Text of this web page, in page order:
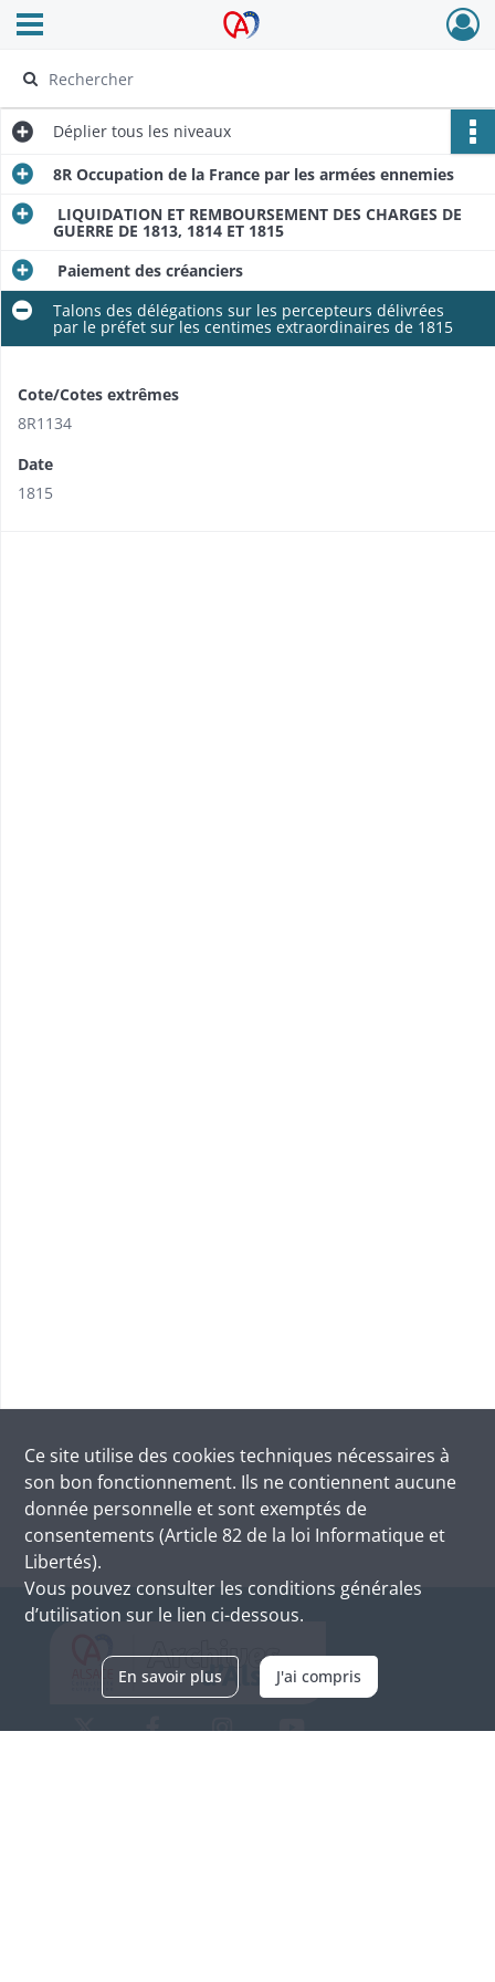
Archives Alsace - Colmar
Ouvrir le menu déroulant
Déplier tous les niveaux
8R Occupation de la France par les armées ennemies
LIQUIDATION ET REMBOURSEMENT DES CHARGES DE
GUERRE DE 1813, 1814 ET 1815
Paiement des créanciers
Talons des délégations sur les percepteurs délivrées
par le préfet sur les centimes extraordinaires de 1815
Cote/Cotes extrêmes
8R1134
Date
1815
Ce site utilise des cookies techniques nécessaires à
son bon fonctionnement. Ils ne contiennent aucune
donnée personnelle et sont exemptés de
consentements (Article 82 de la loi Informatique et
Libertés).
Vous pouvez consulter les conditions générales
d’utilisation sur le lien ci-dessous.
En savoir plus J'ai compris